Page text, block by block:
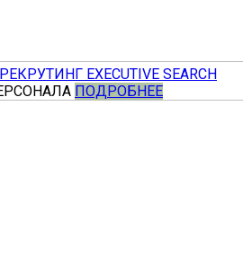
РЕКРУТИНГ EXECUTIVE SEARCH
ПОДРОБНЕЕ